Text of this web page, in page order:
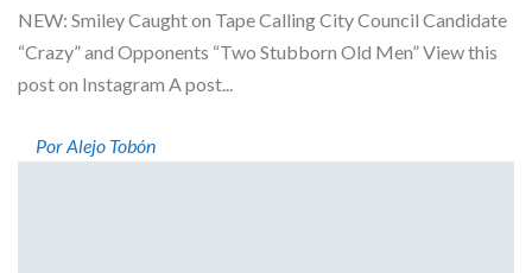
NEW: Smiley Caught on Tape Calling City Council Candidate
“Crazy” and Opponents “Two Stubborn Old Men” View this
post on Instagram A post...
Por Alejo Tobón